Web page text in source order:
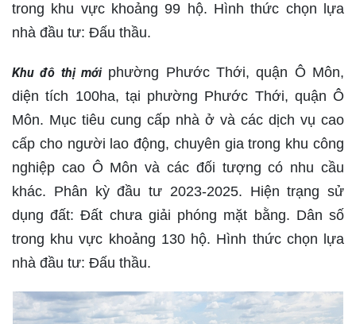
trong khu vực khoảng 99 hộ. Hình thức chọn lựa
nhà đầu tư: Đấu thầu.
Khu đô thị mớiphường Phước Thới, quận Ô Môn,
diện tích 100ha, tại phường Phước Thới, quận Ô
Môn. Mục tiêu cung cấp nhà ở và các dịch vụ cao
cấp cho người lao động, chuyên gia trong khu công
nghiệp cao Ô Môn và các đối tượng có nhu cầu
khác. Phân kỳ đầu tư 2023-2025. Hiện trạng sử
dụng đất: Đất chưa giải phóng mặt bằng. Dân số
trong khu vực khoảng 130 hộ. Hình thức chọn lựa
nhà đầu tư: Đấu thầu.